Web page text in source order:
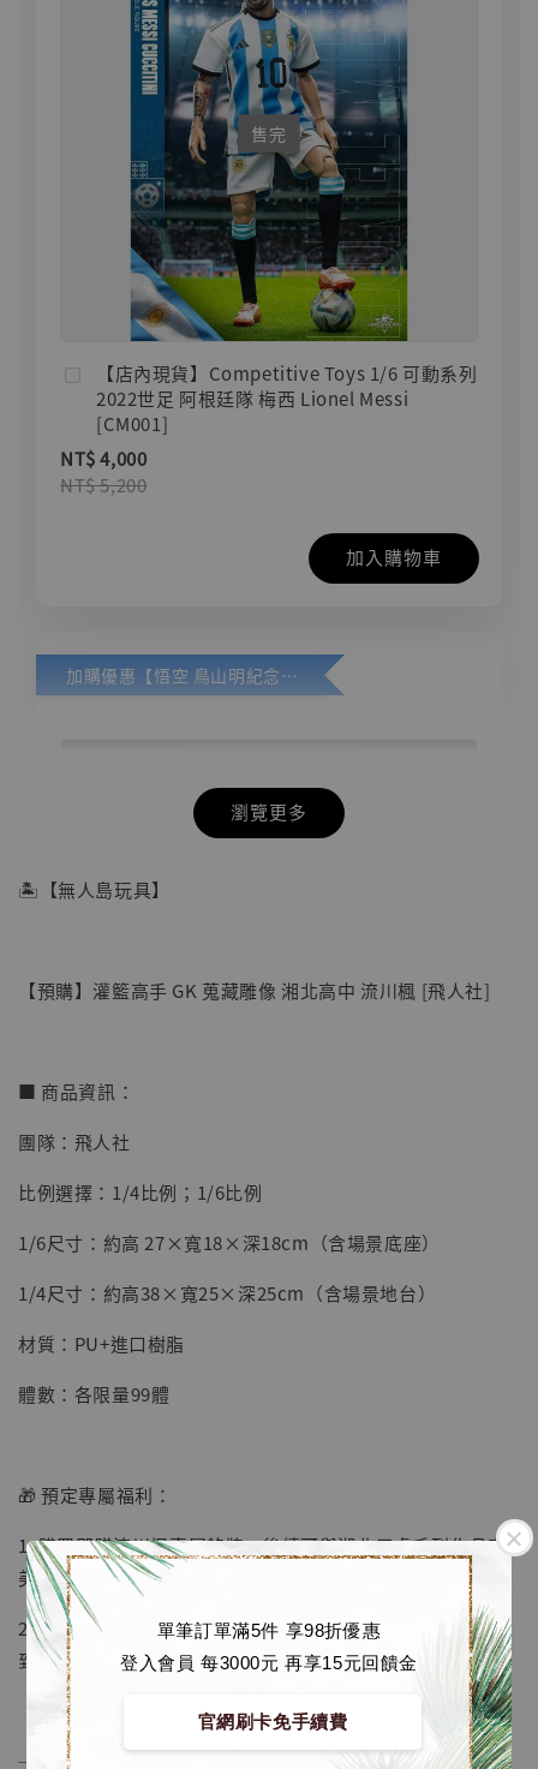
單筆訂單滿5件 享98折優惠
登入會員 每3000元 再享15元回饋金
官網刷卡免手續費
售完
【店內現貨】Competitive Toys 1/6 可動系列
2022世足 阿根廷隊 梅西 Lionel Messi
[CM001]
NT$ 4,000
NT$ 5,200
加入購物車
加購優惠【悟空 鳥山明紀念款 [奇蹟工作室]】
【店內現貨】七龍珠 系列蒐藏雕像 悟空 鳥山
NT$ 4,280
NT$ 5,580
-
瀏覽更多
🏝【無人島玩具】
【預購】灌籃高手 GK 蒐藏雕像 湘北高中 流川楓 [飛人社]
■ 商品資訊：
團隊：飛人社
比例選擇：1/4比例；1/6比例
1/6尺寸：約高 27×寬18×深18cm（含場景底座）
1/4尺寸：約高38×寬25×深25cm（含場景地台）
材質：PU+進口樹脂
體數：各限量99體
🎁 預定專屬福利：
1. 購買即贈流川楓專屬銘牌，後續可與湘北五虎系列作品完
美共鳴
2. 訂製精美彩盒+珍珠棉/高密度保麗龍雙重防震包裝，安全
到手無壓力
──────────────